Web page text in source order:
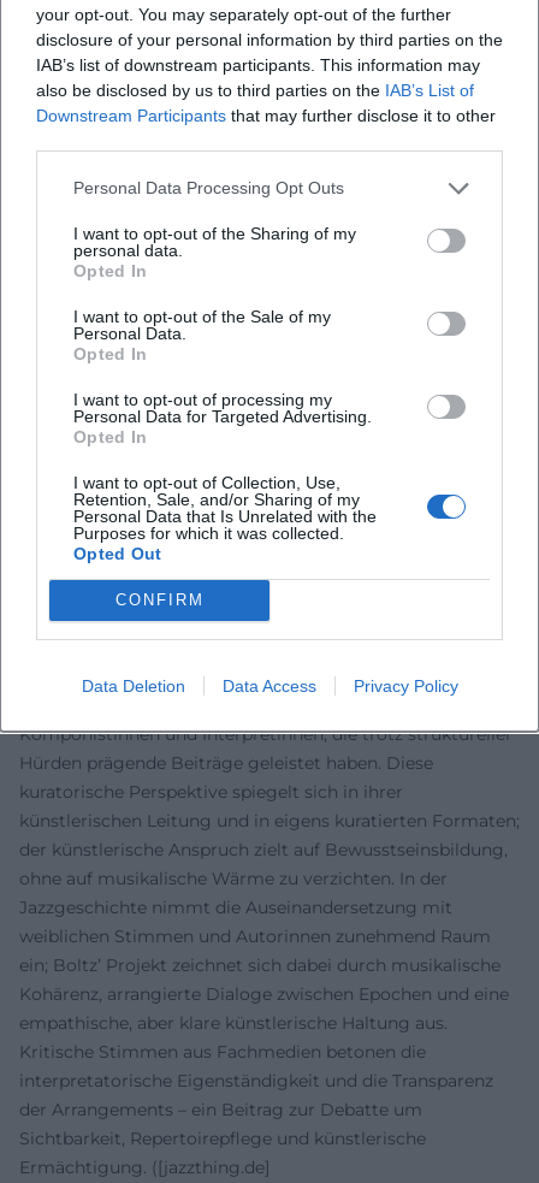
your opt-out. You may separately opt-out of the further
disclosure of your personal information by third parties on the
IAB’s list of downstream participants. This information may
also be disclosed by us to third parties on the IAB’s List of
Downstream Participants that may further disclose it to other
Personal Data Processing Opt Outs
I want to opt-out of the Sharing of my
personal data.
Opted In
I want to opt-out of the Sale of my
Personal Data.
Opted In
I want to opt-out of processing my
Personal Data for Targeted Advertising.
Opted In
I want to opt-out of Collection, Use,
Retention, Sale, and/or Sharing of my
Personal Data that Is Unrelated with the
Purposes for which it was collected.
Opted Out
CONFIRM
Data Deletion Data Access Privacy Policy
Klangregie. „The Door“ verdichtet Songwriting und
Bandspiel; „Midwinter Tales“ erzählt saisonal und
textzentriert; „Female“ weitet das Feld historischer Bezüge.
Apple Music listet „Female“ mit 15 Stücken. ([glm.de]
(https://www.glm.de/en/product/stefanie-boltz-love-lakes-
snakes/?utm_source=openai))
Aktuelle Projekte, Bühne und Rezeption
wechselnden Besetzungen, oft im Duo mit Christian
Wegscheider. Veranstalter und Lokalpressen berichten von
Komponistinnen‑Biografien und Songhistorien
mitnehmen. Das Format lässt sich an Konzertorte
zum Rathaus- oder Festivalsaal – und zeigt Boltz’ Stärken
als Moderatorin, Sängerin und Erzählerin. Termine, Trailer
und Line‑ups veröffentlicht sie auf ihrer Website, das Label
flankiert mit Hintergrundtexten und Hörproben.
([termine.de](https://termine.de/calendar/Stefanie-
Boltz/CkPPpnh/Stefanie-Boltz-FEMALE-Music-made-by-
women-a-journey-through-centuries-am-9-Maerz-2025-
Kulturforum-Fuerth/9Zm96w4?utm_source=openai))
Kultureller Einfluss und Kontext
Mit „Female“ verschränkt Boltz Repertoirearbeit,
Komponistinnen und Interpretinnen, die trotz struktureller
Hürden prägende Beiträge geleistet haben. Diese
kuratorische Perspektive spiegelt sich in ihrer
künstlerischen Leitung und in eigens kuratierten Formaten;
der künstlerische Anspruch zielt auf Bewusstseinsbildung,
ohne auf musikalische Wärme zu verzichten. In der
Jazzgeschichte nimmt die Auseinandersetzung mit
weiblichen Stimmen und Autorinnen zunehmend Raum
ein; Boltz’ Projekt zeichnet sich dabei durch musikalische
Kohärenz, arrangierte Dialoge zwischen Epochen und eine
empathische, aber klare künstlerische Haltung aus.
Kritische Stimmen aus Fachmedien betonen die
interpretatorische Eigenständigkeit und die Transparenz
der Arrangements – ein Beitrag zur Debatte um
Sichtbarkeit, Repertoirepflege und künstlerische
Ermächtigung. ([jazzthing.de]